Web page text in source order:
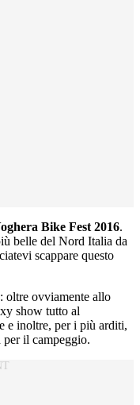
Bike Fest 2016.
belle del Nord Italia da
scappare questo
oltre ovviamente allo
show tutto al
e inoltre, per i più arditi,
per il campeggio.